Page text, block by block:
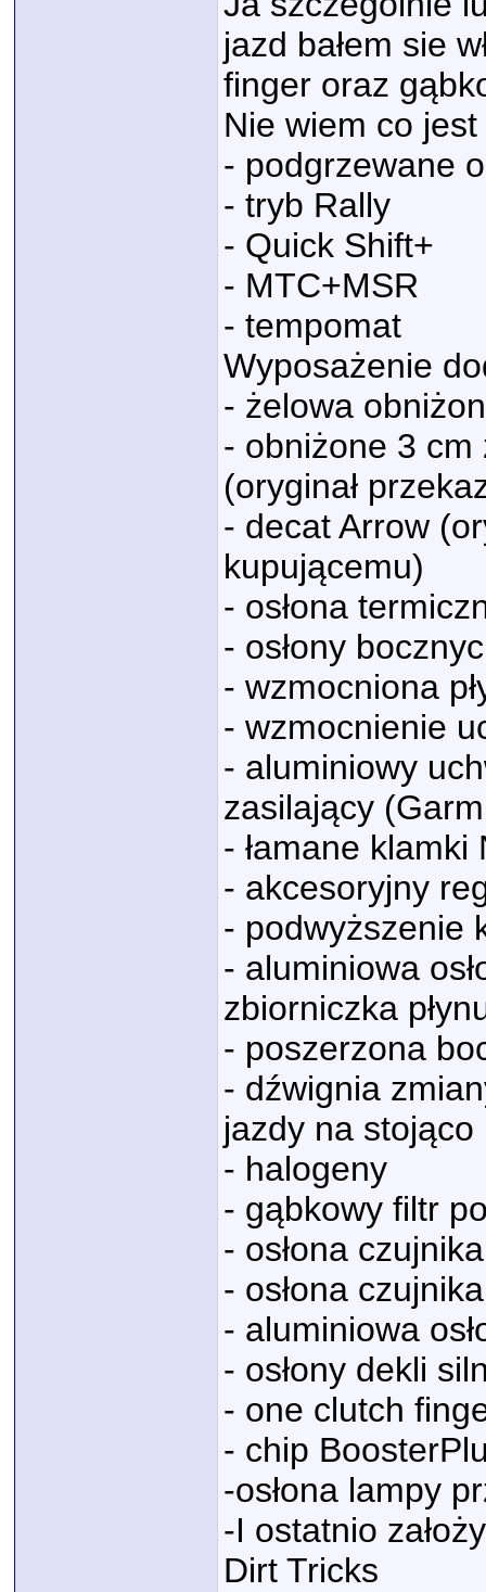
jazd bałem sie
finger oraz
Nie wiem co
- podgrzewane
- tryb Rally
- Quick Shift+
- MTC+MSR
- tempomat
Wyposażenie
- żelowa
- obniżone 3
(oryginał
- decat Arrow
kupującemu)
- osłona
- osłony
- wzmocniona
- wzmocnienie
- aluminiowy
zasilający
- łamane klamki
- akcesoryjny
- podwyższenie
- aluminiowa
zbiorniczka
- poszerzona
- dźwignia
jazdy na stojąco
- halogeny
- gąbkowy filtr
- osłona
- osłona
- aluminiowa
- osłony dekli
- one clutch
- chip
-osłona lampy
-I ostatnio
Dirt Tricks